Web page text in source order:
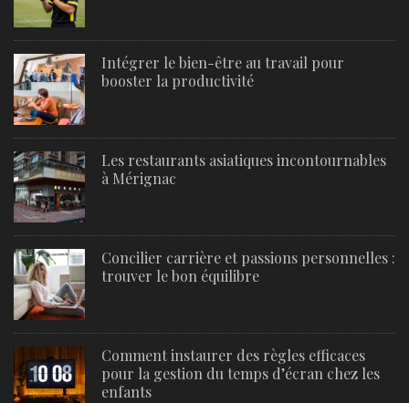
Intégrer le bien-être au travail pour
booster la productivité
Les restaurants asiatiques incontournables
à Mérignac
Concilier carrière et passions personnelles :
trouver le bon équilibre
Comment instaurer des règles efficaces
pour la gestion du temps d’écran chez les
enfants